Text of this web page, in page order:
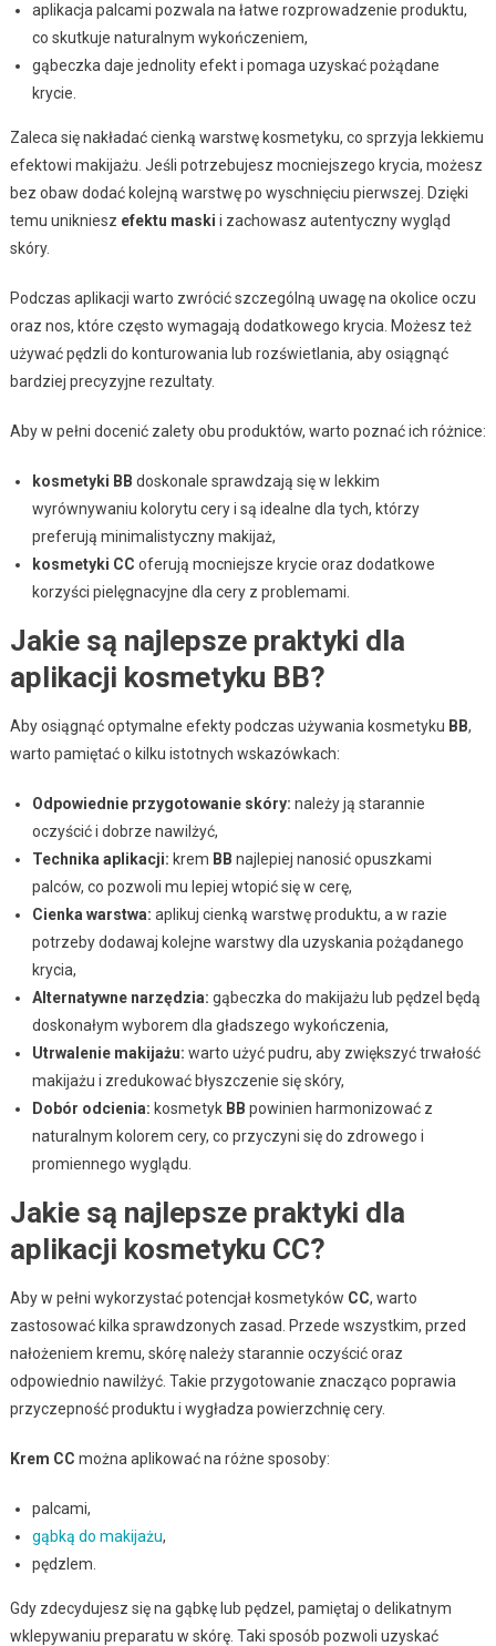
aplikacja palcami pozwala na łatwe rozprowadzenie produktu,
co skutkuje naturalnym wykończeniem,
gąbeczka daje jednolity efekt i pomaga uzyskać pożądane
krycie.
Zaleca się nakładać cienką warstwę kosmetyku, co sprzyja lekkiemu
efektowi makijażu. Jeśli potrzebujesz mocniejszego krycia, możesz
bez obaw dodać kolejną warstwę po wyschnięciu pierwszej. Dzięki
temu unikniesz efektu maski i zachowasz autentyczny wygląd
skóry.
Podczas aplikacji warto zwrócić szczególną uwagę na okolice oczu
oraz nos, które często wymagają dodatkowego krycia. Możesz też
używać pędzli do konturowania lub rozświetlania, aby osiągnąć
bardziej precyzyjne rezultaty.
Aby w pełni docenić zalety obu produktów, warto poznać ich różnice:
kosmetyki BB doskonale sprawdzają się w lekkim
wyrównywaniu kolorytu cery i są idealne dla tych, którzy
preferują minimalistyczny makijaż,
kosmetyki CC oferują mocniejsze krycie oraz dodatkowe
korzyści pielęgnacyjne dla cery z problemami.
Jakie są najlepsze praktyki dla
aplikacji kosmetyku BB?
Aby osiągnąć optymalne efekty podczas używania kosmetyku BB,
warto pamiętać o kilku istotnych wskazówkach:
Odpowiednie przygotowanie skóry: należy ją starannie
oczyścić i dobrze nawilżyć,
Technika aplikacji: krem BB najlepiej nanosić opuszkami
palców, co pozwoli mu lepiej wtopić się w cerę,
Cienka warstwa: aplikuj cienką warstwę produktu, a w razie
potrzeby dodawaj kolejne warstwy dla uzyskania pożądanego
krycia,
Alternatywne narzędzia: gąbeczka do makijażu lub pędzel będą
doskonałym wyborem dla gładszego wykończenia,
Utrwalenie makijażu: warto użyć pudru, aby zwiększyć trwałość
makijażu i zredukować błyszczenie się skóry,
Dobór odcienia: kosmetyk BB powinien harmonizować z
naturalnym kolorem cery, co przyczyni się do zdrowego i
promiennego wyglądu.
Jakie są najlepsze praktyki dla
aplikacji kosmetyku CC?
Aby w pełni wykorzystać potencjał kosmetyków CC, warto
zastosować kilka sprawdzonych zasad. Przede wszystkim, przed
nałożeniem kremu, skórę należy starannie oczyścić oraz
odpowiednio nawilżyć. Takie przygotowanie znacząco poprawia
przyczepność produktu i wygładza powierzchnię cery.
Krem CC można aplikować na różne sposoby:
palcami,
gąbką do makijażu,
pędzlem.
Gdy zdecydujesz się na gąbkę lub pędzel, pamiętaj o delikatnym
wklepywaniu preparatu w skórę. Taki sposób pozwoli uzyskać